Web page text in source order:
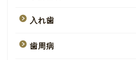
入れ歯
歯周病